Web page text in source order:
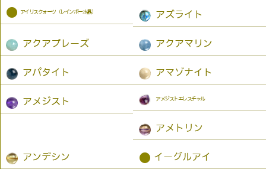
● アイリスクォーツ（レインボー水晶） アズライト
アクアプレーズ アクアマリン
アパタイト アマゾナイト
アメジスト アメジストエレスチャル
アメトリン
アンデシン ● イーグルアイ